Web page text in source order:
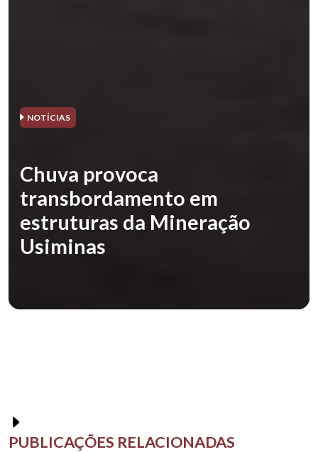
NOTÍCIAS
Chuva provoca
transbordamento em
estruturas da Mineração
Usiminas
PUBLICAÇÕES RELACIONADAS